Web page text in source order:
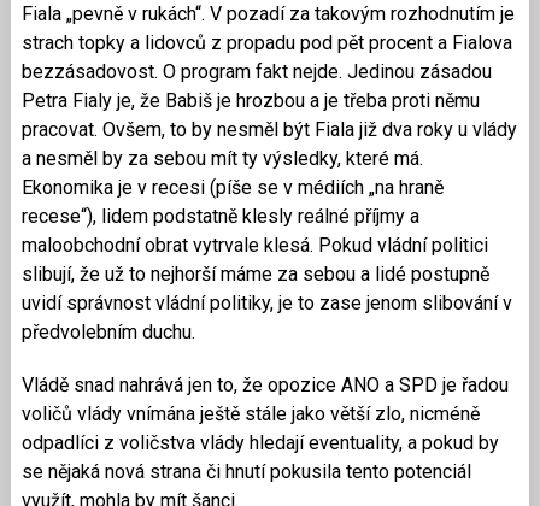
Fiala „pevně v rukách“. V pozadí za takovým rozhodnutím je
strach topky a lidovců z propadu pod pět procent a Fialova
bezzásadovost. O program fakt nejde. Jedinou zásadou
Petra Fialy je, že Babiš je hrozbou a je třeba proti němu
pracovat. Ovšem, to by nesměl být Fiala již dva roky u vlády
a nesměl by za sebou mít ty výsledky, které má.
Ekonomika je v recesi (píše se v médiích „na hraně
recese“), lidem podstatně klesly reálné příjmy a
maloobchodní obrat vytrvale klesá. Pokud vládní politici
slibují, že už to nejhorší máme za sebou a lidé postupně
uvidí správnost vládní politiky, je to zase jenom slibování v
předvolebním duchu.
Vládě snad nahrává jen to, že opozice ANO a SPD je řadou
voličů vlády vnímána ještě stále jako větší zlo, nicméně
odpadlíci z voličstva vlády hledají eventuality, a pokud by
se nějaká nová strana či hnutí pokusila tento potenciál
využít, mohla by mít šanci.